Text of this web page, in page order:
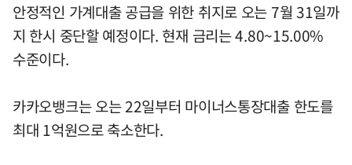
안정적인 가계대출 공급을 위한 취지로 오는 7월 31일까
지 한시 중단할 예정이다. 현재 금리는 4.80~15.00%
수준이다.
카카오뱅크는 오는 22일부터 마이너스통장대출 한도를
최대 1억원으로 축소한다.